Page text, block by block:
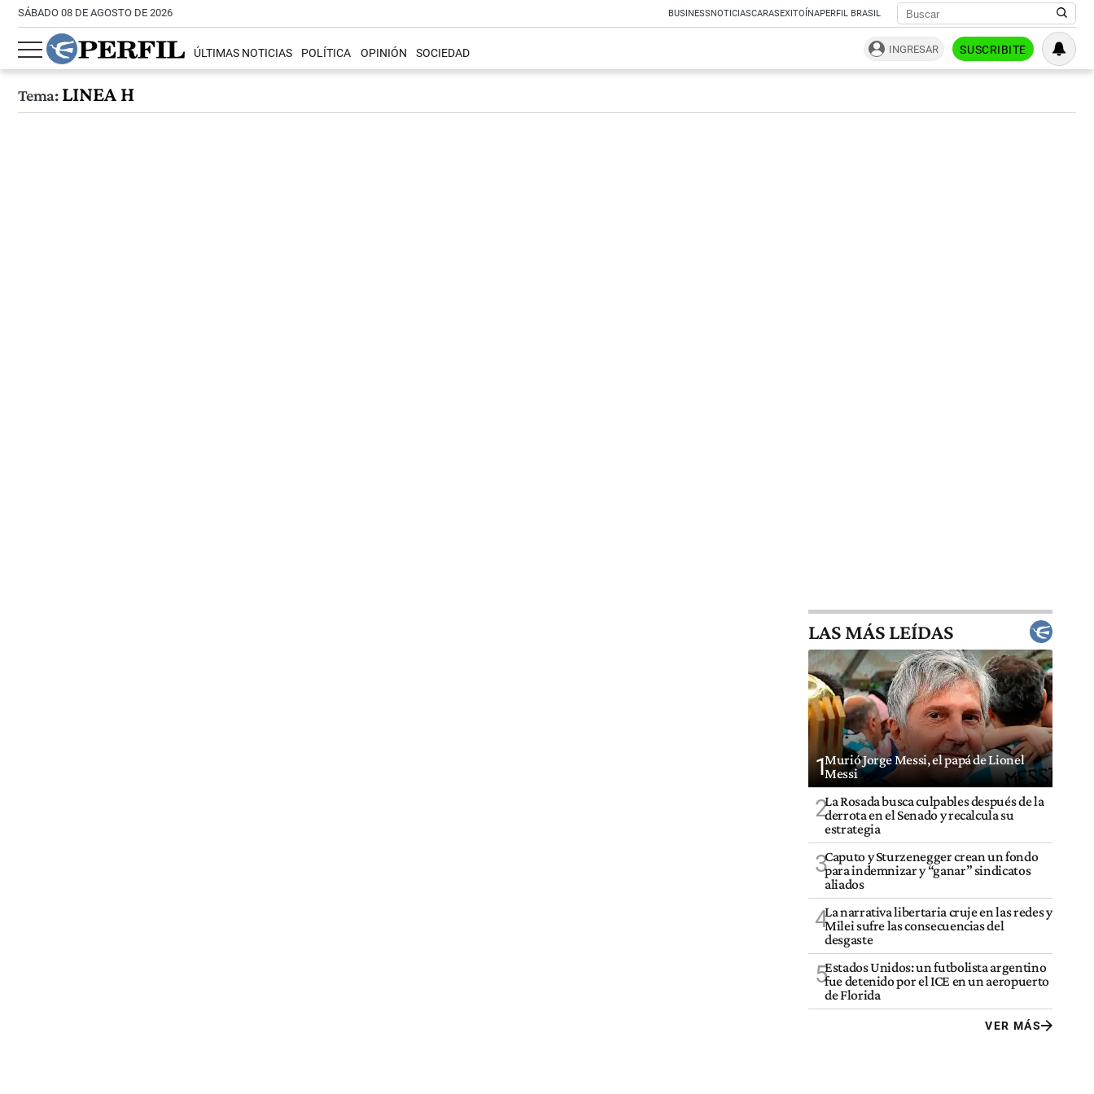
SÁBADO 08 DE AGOSTO DE 2026 BUSINESSNOTICIASCARASEXITOÍNAPERFIL BRASIL
ÚLTIMAS NOTICIAS POLÍTICA OPINIÓN SOCIEDAD INGRESAR SUSCRIBITE
Tema:LINEA H
LAS MÁS LEÍDAS
1Murió Jorge Messi, el papá de Lionel
Messi
2La Rosada busca culpables después de la
derrota en el Senado y recalcula su
estrategia
3Caputo y Sturzenegger crean un fondo
para indemnizar y “ganar” sindicatos
aliados
4La narrativa libertaria cruje en las redes y
Milei sufre las consecuencias del
desgaste
5Estados Unidos: un futbolista argentino
fue detenido por el ICE en un aeropuerto
de Florida
VER MÁS